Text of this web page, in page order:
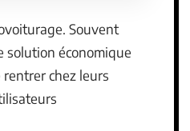
Souvent
solution économique
rentrer chez leurs